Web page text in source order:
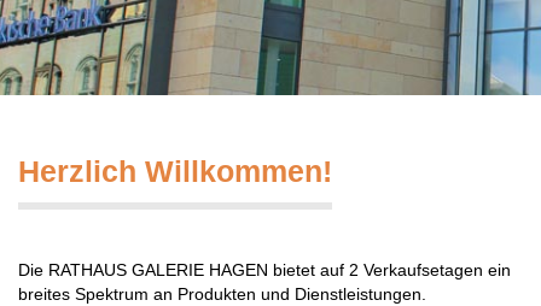
Herzlich Willkommen!
Die RATHAUS GALERIE HAGEN bietet auf 2 Verkaufsetagen ein
breites Spektrum an Produkten und Dienstleistungen.